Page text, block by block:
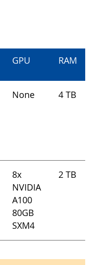
GPU RAM
None 4 TB
8x
NVIDIA
A100
80GB
SXM4
2 TB